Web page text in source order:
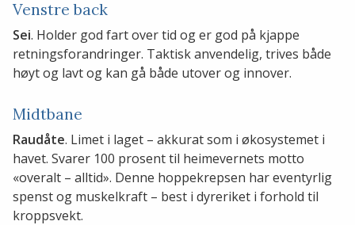
Venstre back
Sei. Holder god fart over tid og er god på kjappe
retningsforandringer. Taktisk anvendelig, trives både
høyt og lavt og kan gå både utover og innover.
Midtbane
Raudåte. Limet i laget – akkurat som i økosystemet i
havet. Svarer 100 prosent til heimevernets motto
«overalt – alltid». Denne hoppekrepsen har eventyrlig
spenst og muskelkraft – best i dyreriket i forhold til
kroppsvekt.